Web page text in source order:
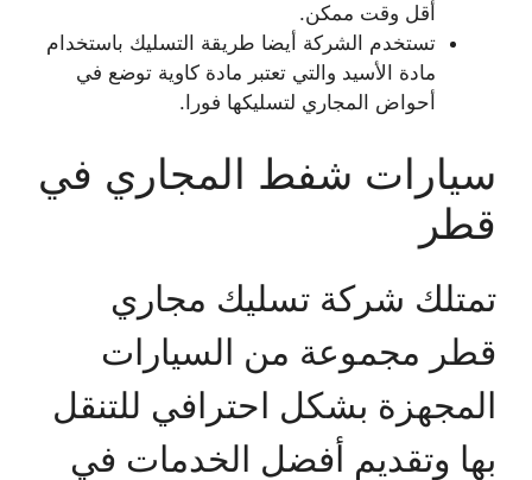
أقل وقت ممكن.
تستخدم الشركة أيضا طريقة التسليك باستخدام
مادة الأسيد والتي تعتبر مادة كاوية توضع في
أحواض المجاري لتسليكها فورا.
سيارات شفط المجاري في
قطر
تمتلك شركة تسليك مجاري
قطر مجموعة من السيارات
المجهزة بشكل احترافي للتنقل
بها وتقديم أفضل الخدمات في